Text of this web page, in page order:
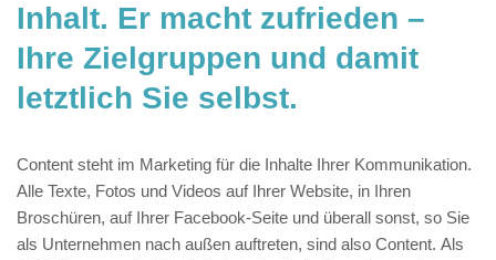
Inhalt. Er macht zufrieden –
Ihre Zielgruppen und damit
letztlich Sie selbst.
Content steht im Marketing für die Inhalte Ihrer Kommunikation.
Alle Texte, Fotos und Videos auf Ihrer Website, in Ihren
Broschüren, auf Ihrer Facebook-Seite und überall sonst, so Sie
als Unternehmen nach außen auftreten, sind also Content. Als